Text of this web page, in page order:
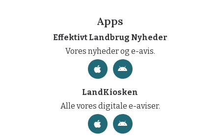
Apps
Effektivt Landbrug Nyheder
Vores nyheder og e-avis.
LandKiosken
Alle vores digitale e-aviser.